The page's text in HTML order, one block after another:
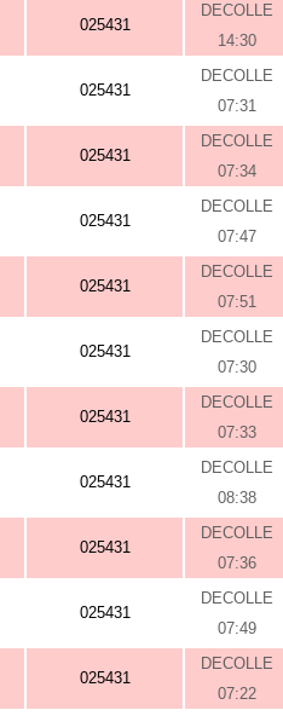
025431
DECOLLE
14:30
025431
DECOLLE
07:31
025431
DECOLLE
07:34
025431
DECOLLE
07:47
025431
DECOLLE
07:51
025431
DECOLLE
07:30
025431
DECOLLE
07:33
025431
DECOLLE
08:38
025431
DECOLLE
07:36
025431
DECOLLE
07:49
025431
DECOLLE
07:22